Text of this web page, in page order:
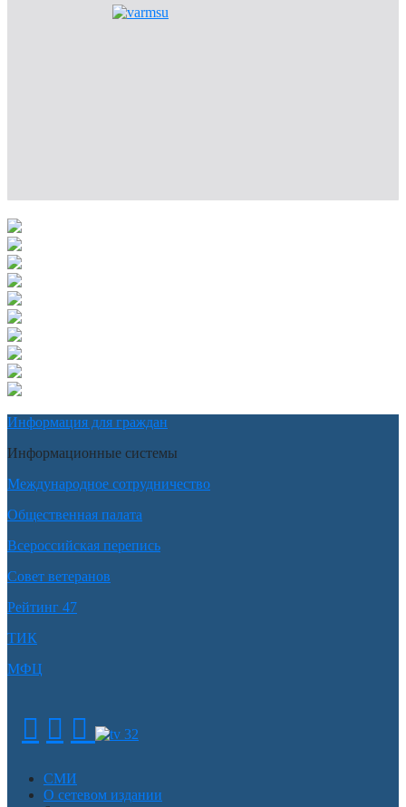
Информация для граждан
Информационные системы
Международное сотрудничество
Общественная палата
Всероссийская перепись
Совет ветеранов
Рейтинг 47
ТИК
МФЦ
СМИ
О сетевом издании